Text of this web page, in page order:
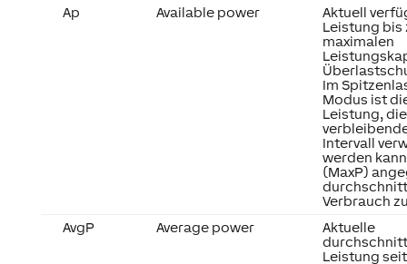
Ap
Available power
Aktuell
Leistung bis
maximalen
Im
Modus ist
Leistung,
Intervall
werden
(MaxP)
Verbrauch
AvgP
Average power
Aktuelle
Leistung